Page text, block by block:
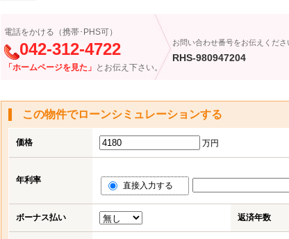
電話をかける（携帯･PHS可）
042-312-4722
「ホームページを見た」 とお伝え下さい。
お問い合わせ番号をお伝えくださ
RHS-980947204
この物件でローンシミュレーションする
価格 万円
年利率
直接入力する
ボーナス払い 返済年数